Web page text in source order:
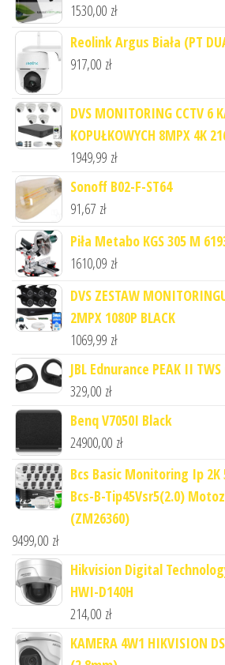
1530,00 zł
Reolink Argus Biała (PT
917,00 zł
DVS MONITORING CCTV 6
KOPUŁKOWYCH 8MPX 4K
1949,99 zł
Sonoff B02-F-ST64
91,67 zł
Piła Metabo KGS 305 M
1610,09 zł
DVS ZESTAW
2MPX 1080P BLACK
1069,99 zł
JBL Ednurance PEAK II
329,00 zł
Benq V7050I Black
24900,00 zł
Bcs Basic Monitoring Ip 2K
Bcs-B-Tip45Vsr5(2.0)
(ZM26360)
9499,00 zł
Hikvision Digital
HWI-D140H
214,00 zł
KAMERA 4W1 HIKVISION